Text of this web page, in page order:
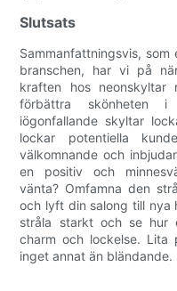
Slutsats
Sammanfattningsvis,
branschen, har vi på
kraften hos
förbättra skönheten
iögonfallande skyltar
lockar potentiella
välkomnande och
en positiv och
vänta? Omfamna den
och lyft din salong till nya
stråla starkt och se hur
charm och lockelse. Lita
inget annat än bländande.